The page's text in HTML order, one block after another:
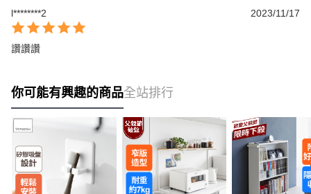
l********2 2023/11/17
讚讚讚
你可能有興趣的商品全站排行